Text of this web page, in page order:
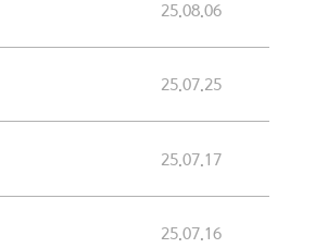
25.08.06
25.07.25
25.07.17
25.07.16